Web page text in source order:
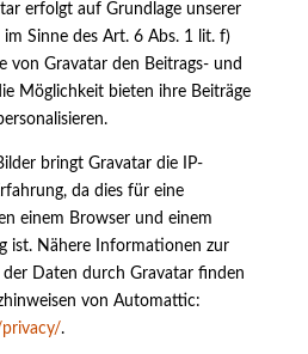
erfolgt auf Grundlage unserer
Sinne des Art. 6 Abs. 1 lit. f)
von Gravatar den Beitrags- und
Möglichkeit bieten ihre Beiträge
bringt Gravatar die IP-
da dies für eine
einem Browser und einem
ist. Nähere Informationen zur
Daten durch Gravatar finden
von Automattic:
.